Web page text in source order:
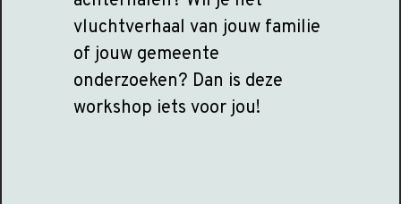
vluchtverhaal van jouw familie
of jouw gemeente
onderzoeken? Dan is deze
workshop iets voor jou!